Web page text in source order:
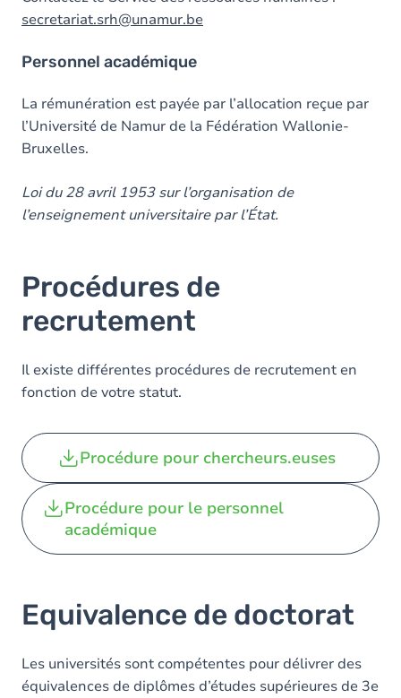
secretariat.srh@unamur.be
Personnel académique
La rémunération est payée par l’allocation reçue par
l’Université de Namur de la Fédération Wallonie-
Bruxelles.
Loi du 28 avril 1953 sur l’organisation de
l’enseignement universitaire par l’État.
Procédures de
recrutement
Il existe différentes procédures de recrutement en
fonction de votre statut.
Procédure pour chercheurs.euses
Procédure pour le personnel
académique
Equivalence de doctorat
Les universités sont compétentes pour délivrer des
équivalences de diplômes d’études supérieures de 3e